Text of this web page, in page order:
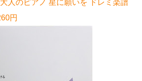
人のピアノ 星に願いを ドレミ楽譜
円